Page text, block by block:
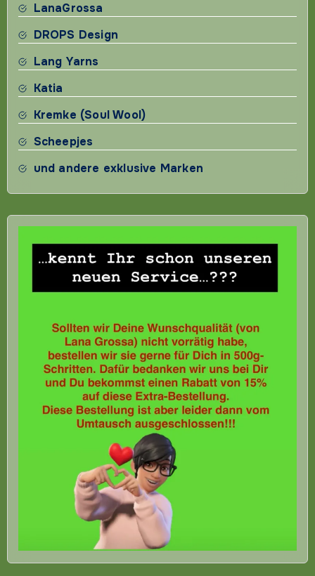
LanaGrossa
DROPS Design
Lang Yarns
Katia
Kremke (Soul Wool)
Scheepjes
und andere exklusive Marken